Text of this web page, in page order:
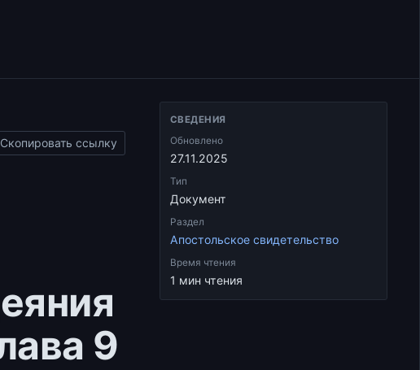
Скопировать ссылку
9
СВЕДЕНИЯ
Обновлено
27.11.2025
Тип
Документ
Раздел
Апостольское свидетельство
Время чтения
1 мин чтения